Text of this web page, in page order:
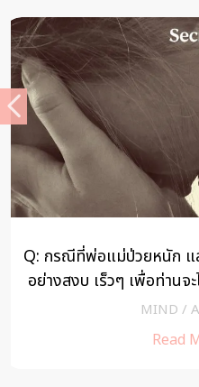
” จากเป็นหรือจากตา
ปัญห